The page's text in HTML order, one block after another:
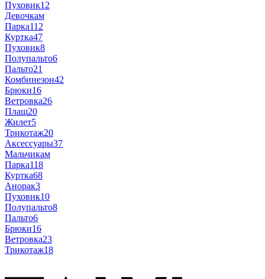
Пуховик12
Девочкам
Парка112
Куртка47
Пуховик8
Полупальто6
Пальто21
Комбинезон42
Брюки16
Ветровка26
Плащ20
Жилет5
Трикотаж20
Аксессуары37
Мальчикам
Парка118
Куртка68
Анорак3
Пуховик10
Полупальто8
Пальто6
Брюки16
Ветровка23
Трикотаж18